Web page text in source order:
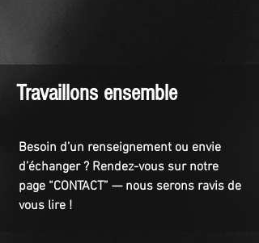
Travaillons ensemble
Besoin d’un renseignement ou envie
d’échanger ? Rendez-vous sur notre
page “CONTACT” — nous serons ravis de
vous lire !